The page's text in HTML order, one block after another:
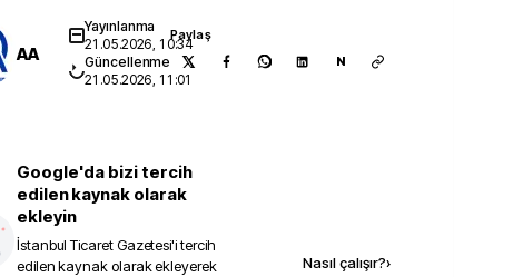
AA
Yayınlanma
21.05.2026, 10:34
Güncellenme
21.05.2026, 11:01
Paylaş
N
Google'da bizi tercih
edilen kaynak olarak
ekleyin
İstanbul Ticaret Gazetesi'i tercih
edilen kaynak olarak ekleyerek
Nasıl çalışır?›